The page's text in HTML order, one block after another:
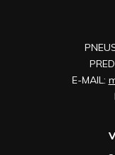
E-MAIL: